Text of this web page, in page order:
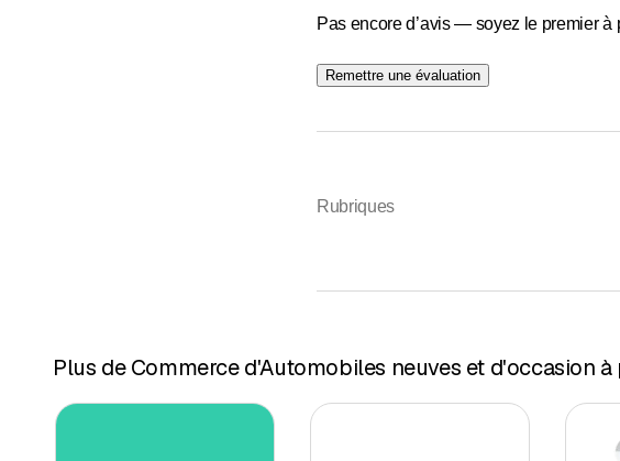
Pas encore d’avis — soyez le premier à
Remettre une évaluation
Rubriques
Plus de Commerce d'Automobiles neuves et d'occasion